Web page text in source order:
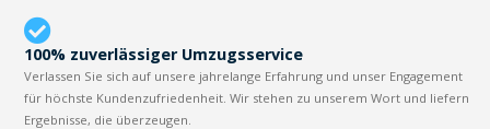
100% zuverlässiger Umzugsservice
Verlassen Sie sich auf unsere jahrelange Erfahrung und unser Engagement
für höchste Kundenzufriedenheit. Wir stehen zu unserem Wort und liefern
Ergebnisse, die überzeugen.